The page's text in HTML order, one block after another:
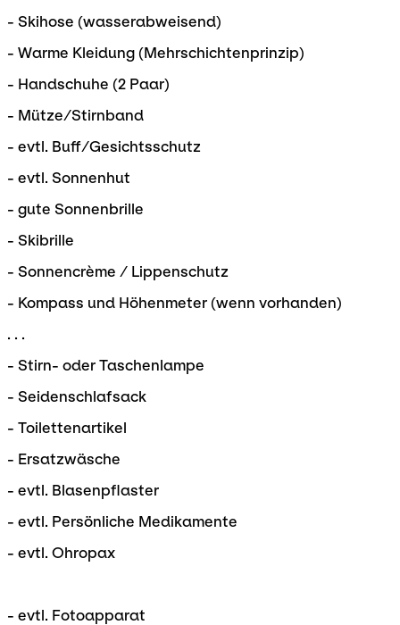
- Skihose (wasserabweisend)
- Warme Kleidung (Mehrschichtenprinzip)
- Handschuhe (2 Paar)
- Mütze/Stirnband
- evtl. Buff/Gesichtsschutz
- evtl. Sonnenhut
- gute Sonnenbrille
- Skibrille
- Sonnencrème / Lippenschutz
- Kompass und Höhenmeter (wenn vorhanden)
. . .
- Stirn- oder Taschenlampe
- Seidenschlafsack
- Toilettenartikel
- Ersatzwäsche
- evtl. Blasenpflaster
- evtl. Persönliche Medikamente
- evtl. Ohropax
- evtl. Fotoapparat